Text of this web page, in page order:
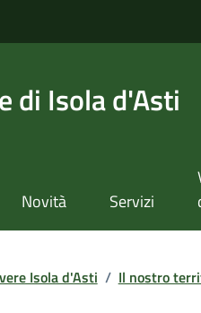
di Isola d'Asti
Novità Servizi
Isola d'Asti / Il nostro